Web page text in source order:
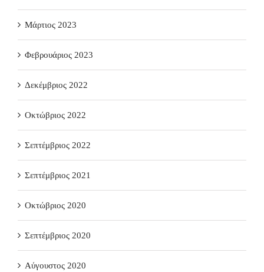
Μάρτιος 2023
Φεβρουάριος 2023
Δεκέμβριος 2022
Οκτώβριος 2022
Σεπτέμβριος 2022
Σεπτέμβριος 2021
Οκτώβριος 2020
Σεπτέμβριος 2020
Αύγουστος 2020